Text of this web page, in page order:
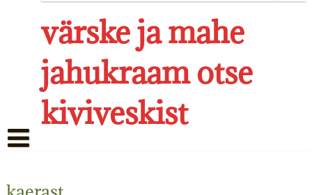
värske ja mahe
jahukraam otse
kiviveskist